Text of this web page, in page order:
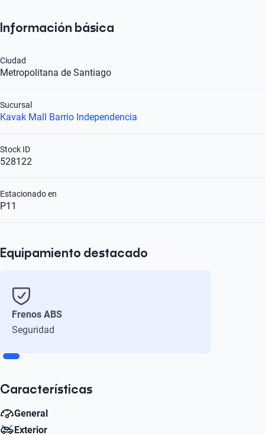
Información básica
Metropolitana de Santiago
Ciudad
Kavak Mall Barrio Independencia
Sucursal
528122
Stock ID
P11
Estacionado en
Equipamiento destacado
Frenos ABS
Seguridad
Características
General
Exterior